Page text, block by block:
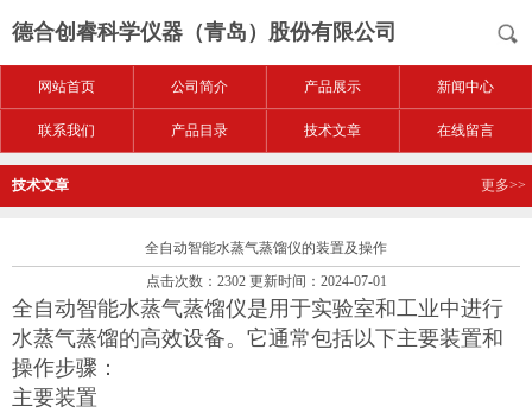
德合创睿科学仪器（青岛）股份有限公司
网站首页 公司简介 产品展示 新闻中心
联系我们 产品目录 技术文章 在线留言
技术文章 更多>>
全自动智能水蒸气蒸馏仪的装置及操作
点击次数：2302 更新时间：2024-07-01
全自动智能水蒸气蒸馏仪是用于实验室和工业中进行
水蒸气蒸馏的高效设备。它通常包括以下主要装置和
操作步骤：
主要装置